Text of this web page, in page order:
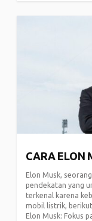
CARA ELON
Elon Musk,
pendekatan yang
terkenal karena
mobil listrik,
Elon Musk: Fokus